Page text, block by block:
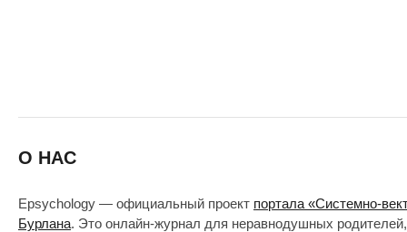
О НАС
Epsychology — официальный проект портала «Системно-
Бурлана. Это онлайн-журнал для неравнодушных